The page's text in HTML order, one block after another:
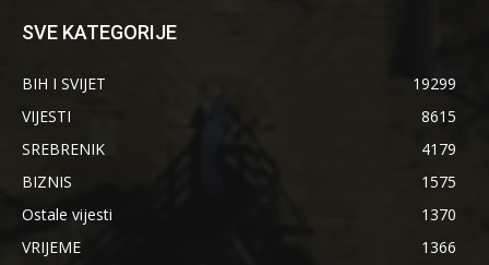
SVE KATEGORIJE
BIH I SVIJET
19299
VIJESTI
8615
SREBRENIK
4179
BIZNIS
1575
Ostale vijesti
1370
VRIJEME
1366